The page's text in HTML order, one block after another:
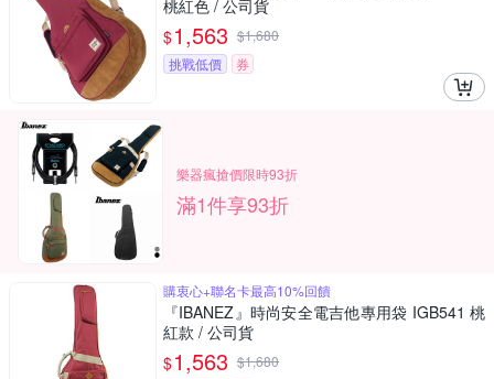
桃紅色 / 公司貨
$1,563 $1,680
挑戰低價
券
樂器瘋搶價限時93折
滿1件享93折
購衷心+聯名卡最高10%回饋
『IBANEZ』時尚安全電吉他專用袋 IGB541 桃
紅款 / 公司貨
$1,563 $1,680